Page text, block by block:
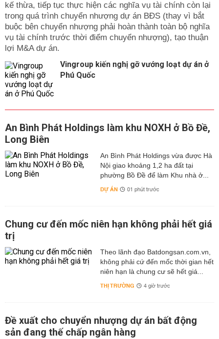
kế thừa, tiếp tục thực hiện các nghĩa vụ tài chính còn lại
trong quá trình chuyển nhượng dự án BĐS (thay vì bắt
buộc bên chuyển nhượng phải hoàn thành toàn bộ nghĩa
vụ tài chính trước thời điểm chuyển nhượng), tạo thuận
lợi M&A dự án.
Vingroup kiến nghị gỡ vướng loạt dự án ở
Phú Quốc
An Bình Phát Holdings làm khu NOXH ở Bồ Đề,
Long Biên
An Bình Phát Holdings vừa được Hà
Nội giao khoảng 1,2 ha đất tại
phường Bồ Đề để làm Khu nhà ở...
DỰ ÁN 01 phút trước
Chung cư đến mốc niên hạn không phải hết giá
trị
Theo lãnh đạo Batdongsan.com.vn,
không phải cứ đến mốc thời gian hết
niên hạn là chung cư sẽ hết giá...
THỊ TRƯỜNG 4 giờ trước
Đề xuất cho chuyển nhượng dự án bất động
sản đang thế chấp ngân hàng